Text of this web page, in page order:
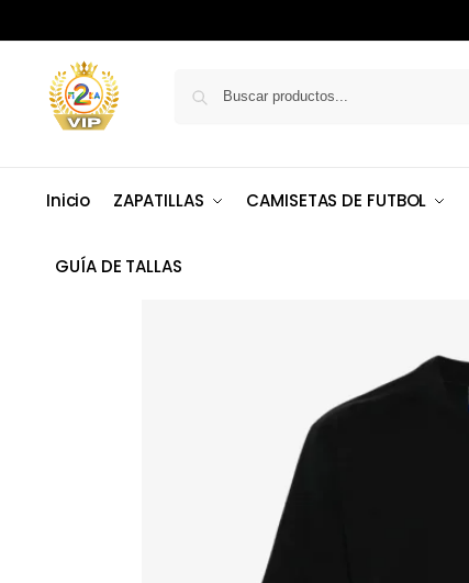
Inicio ZAPATILLAS CAMISETAS DE FUTBOL
GUÍA DE TALLAS